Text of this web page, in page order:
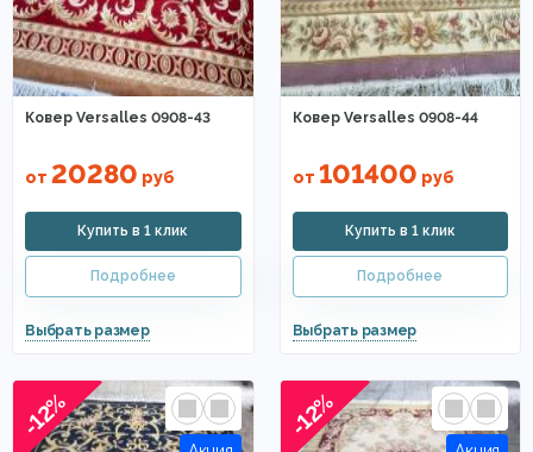
Ковер Versalles 0908-43
от 20280 руб
Ковер Versalles 0908-44
от 101400 руб
-12% -12%